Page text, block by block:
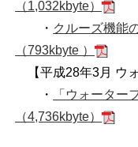
（1,032kbyte）
・ クルーズ機能
（793kbyte ）
【平成28年3月 ウ
・
「ウォーター
（4,736kbyte）